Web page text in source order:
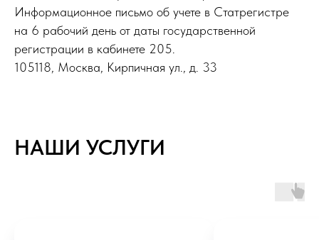
Информационное письмо об учете в Статрегистре
на 6 рабочий день от даты государственной
регистрации в кабинете 205.
105118, Москва, Кирпичная ул., д. 33
НАШИ УСЛУГИ